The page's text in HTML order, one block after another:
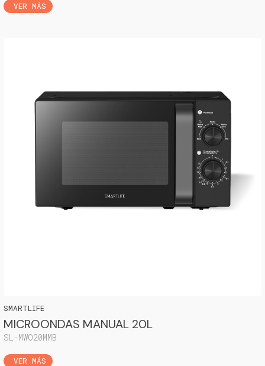
SMARTLIFE
MICROONDAS MANUAL 20L
SL-MWO20MMB